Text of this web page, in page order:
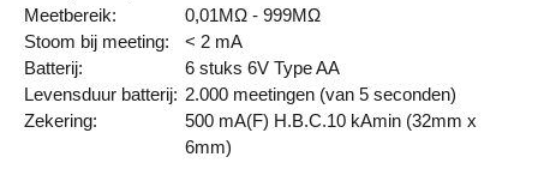
Meetbereik:
0,01MΩ - 999MΩ
Stoom bij meeting:
< 2 mA
Batterij:
6 stuks 6V Type AA
Levensduur batterij: 2.000 meetingen (van 5 seconden)
Zekering:
500 mA(F) H.B.C.10 kAmin (32mm x
6mm)